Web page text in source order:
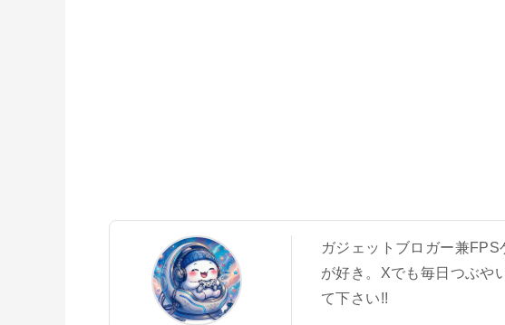
ガジェットブロガー兼
が好き。Xでも毎日つぶや
て下さい!!